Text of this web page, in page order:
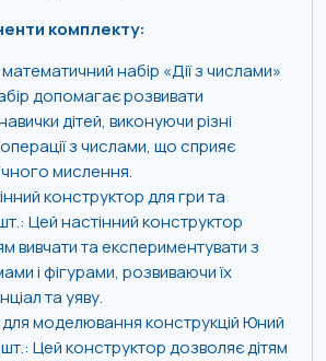
комплекту:
набір «Дії з числами»
допомагає розвивати
дітей, виконуючи різні
з числами, що сприяє
мислення.
конструктор для гри та
Цей настінний конструктор
вивчати та експериментувати з
і фігурами, розвиваючи їх
та уяву.
моделювання конструкцій Юний
шт.: Цей конструктор дозволяє дітям